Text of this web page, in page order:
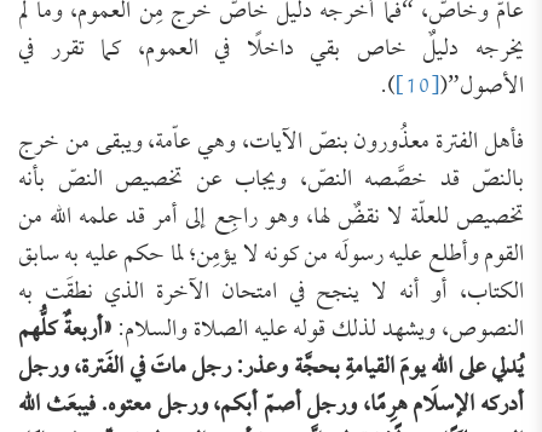
عامّ وخاصّ، “فما أخرجه دليل خاصّ خرج مِن العموم، وما لم
يخرجه دليلٌ خاص بقي داخلًا في العموم، كما تقرر في
الأصول”([10]
).
فأهل الفترة معذُورون بنصّ الآيات، وهي عاّمة، ويبقى من خرج
بالنصّ قد خصَّصه النصّ، ويجاب عن تخصيص النصّ بأنه
تخصيص للعلّة لا نقضٌ لها، وهو راجِع إلى أمر قد علمه الله من
القوم وأطلع عليه رسولَه من كونه لا يؤمِن؛ لما حكم عليه به سابق
الكتاب، أو أنه لا ينجح في امتحان الآخرة الذي نطقَت به
النصوص، ويشهد لذلك قوله عليه الصلاة والسلام:«أربعةٌ كلُّهم
يُدلي على اللهِ يومَ القيامةِ بحجَّة وعذر: رجل ماتَ في الفَترة، ورجل
أدركه الإسلام هرِمًا، ورجل أصمّ أبكم، ورجل معتوه. فيبعَث الله